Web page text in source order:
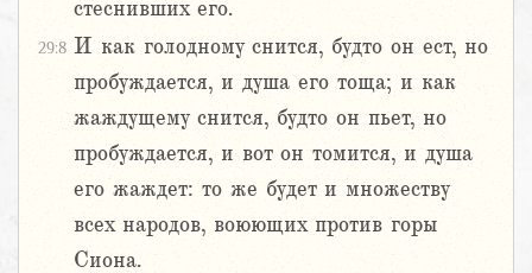
стеснивших его.
29:8 И как голодному снится, будто он ест, но
пробуждается, и душа его тоща; и как
жаждущему снится, будто он пьет, но
пробуждается, и вот он томится, и душа
его жаждет: то же будет и множеству
всех народов, воюющих против горы
Сиона.